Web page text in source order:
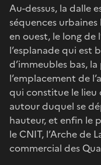
Au-dessus, la dalle
séquences urbaines
en ouest, le long de
l’esplanade qui est
d’immeubles bas,
l’emplacement de
qui constitue le
autour duquel se
hauteur, et enfin le
le CNIT, l’Arche de
commercial des